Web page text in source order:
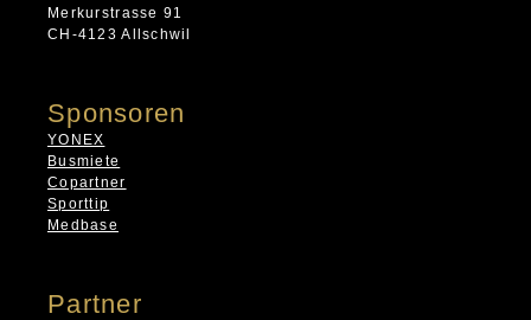
Merkurstrasse 91
CH-4123 Allschwil
Sponsoren
YONEX
Busmiete
Copartner
Sporttip
Medbase
Partner